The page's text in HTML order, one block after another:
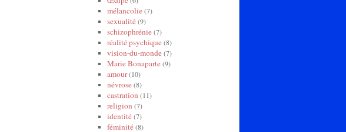
mélancolie(7)
sexualité(9)
schizophrénie(7)
réalité psychique(8)
vision-du-monde(7)
Marie Bonaparte(9)
amour(10)
névrose(8)
castration (11)
religion (7)
identité(7)
féminité(8)